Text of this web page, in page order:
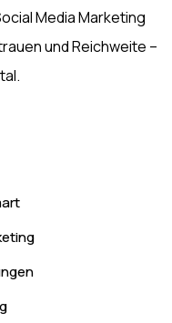
Media Marketing
und Reichweite –